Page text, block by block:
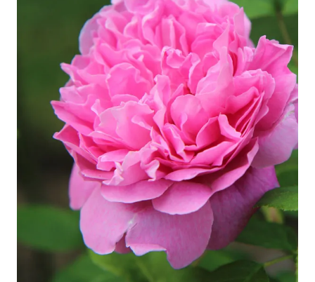
arthuriennes. Ces feuilles luisantes créent un contraste
saisissant avec les fleurs cramoisies, amplifiant l'effet
magique de ce rosier.
Créez un décor floral digne de
films
Pour créer un jardin qui rejoint l’univers d'Alexandre Astier,
associez ce rosier avec :
Créez un massif harmonieux et rempli de douceur en
associant le rosier ALEXANDRE ASTIER® Meilehagan
avec
d’autres rosiers de notre
collection ROMANTICA®
rosier Lady ROMANTICA ® Meiperette et le
rosier Sophia ROMANTICA ® Meisselpier . L’association de